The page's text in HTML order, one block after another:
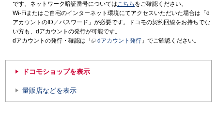
です。ネットワーク暗証番号についてはこちら をご確認ください。
Wi-Fiまたはご自宅のインターネット環境にてアクセスいただいた場合は「d
アカウントのID／パスワード」が必要です。ドコモの契約回線をお持ちでな
い方も、dアカウントの発行が可能です。
dアカウントの発行・確認は「
dアカウント発行 」でご確認ください。
ドコモショップを表示
量販店などを表示